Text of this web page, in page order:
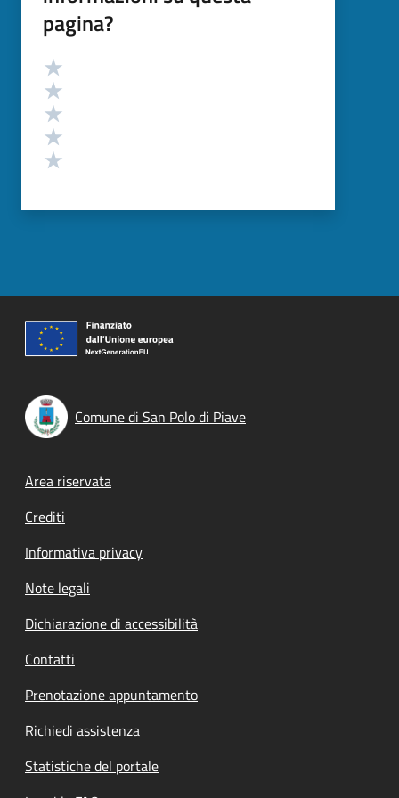
pagina?
Valutazione
Comune di San Polo di Piave
Footer menu
Area riservata
Crediti
Informativa privacy
Note legali
Dichiarazione di accessibilità
Contatti
Prenotazione appuntamento
Richiedi assistenza
Statistiche del portale